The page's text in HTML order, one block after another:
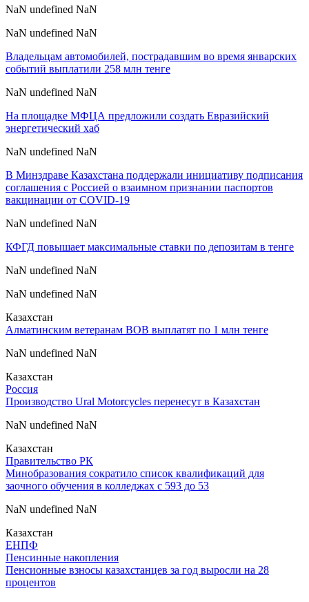
NaN undefined NaN
NaN undefined NaN
Владельцам автомобилей, пострадавшим во время январских
событий выплатили 258 млн тенге
NaN undefined NaN
На площадке МФЦА предложили создать Евразийский
энергетический хаб
NaN undefined NaN
В Минздраве Казахстана поддержали инициативу подписания
соглашения с Россией о взаимном признании паспортов
вакцинации от COVID-19
NaN undefined NaN
КФГД повышает максимальные ставки по депозитам в тенге
NaN undefined NaN
NaN undefined NaN
Казахстан
Алматинским ветеранам ВОВ выплатят по 1 млн тенге
NaN undefined NaN
Казахстан
Россия
Производство Ural Motorcycles перенесут в Казахстан
NaN undefined NaN
Казахстан
Правительство РК
Минобразования сократило список квалификаций для
заочного обучения в колледжах с 593 до 53
NaN undefined NaN
Казахстан
ЕНПФ
Пенсинные накопления
Пенсионные взносы казахстанцев за год выросли на 28
процентов